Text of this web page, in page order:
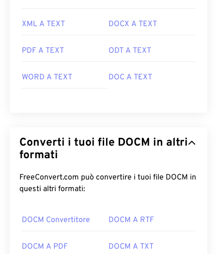
XML A TEXT DOCX A TEXT
PDF A TEXT ODT A TEXT
WORD A TEXT DOC A TEXT
Converti i tuoi file DOCM in altri
formati
FreeConvert.com può convertire i tuoi file DOCM in
questi altri formati:
DOCM Convertitore DOCM A RTF
DOCM A PDF DOCM A TXT